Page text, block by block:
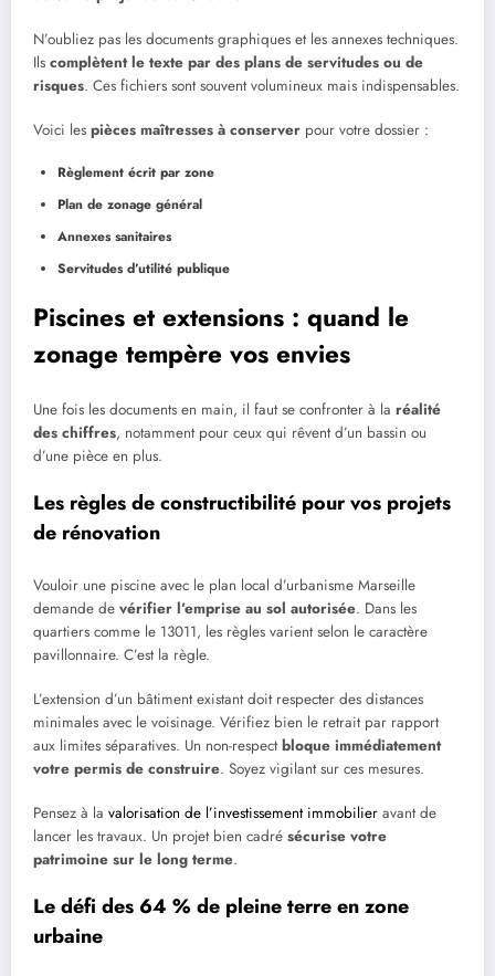
N’oubliez pas les documents graphiques et les annexes techniques.
Ils complètent le texte par des plans de servitudes ou de
risques. Ces fichiers sont souvent volumineux mais indispensables.
Voici les pièces maîtresses à conserver pour votre dossier :
Règlement écrit par zone
Plan de zonage général
Annexes sanitaires
Servitudes d’utilité publique
Piscines et extensions : quand le
zonage tempère vos envies
Une fois les documents en main, il faut se confronter à la réalité
des chiffres, notamment pour ceux qui rêvent d’un bassin ou
d’une pièce en plus.
Les règles de constructibilité pour vos projets
de rénovation
Vouloir une piscine avec le plan local d’urbanisme Marseille
demande de vérifier l’emprise au sol autorisée. Dans les
quartiers comme le 13011, les règles varient selon le caractère
pavillonnaire. C’est la règle.
L’extension d’un bâtiment existant doit respecter des distances
minimales avec le voisinage. Vérifiez bien le retrait par rapport
aux limites séparatives. Un non-respectbloque immédiatement
votre permis de construire. Soyez vigilant sur ces mesures.
Pensez à la valorisation de l’investissement immobilier avant de
lancer les travaux. Un projet bien cadré sécurise votre
patrimoine sur le long terme.
Le défi des 64 % de pleine terre en zone
urbaine